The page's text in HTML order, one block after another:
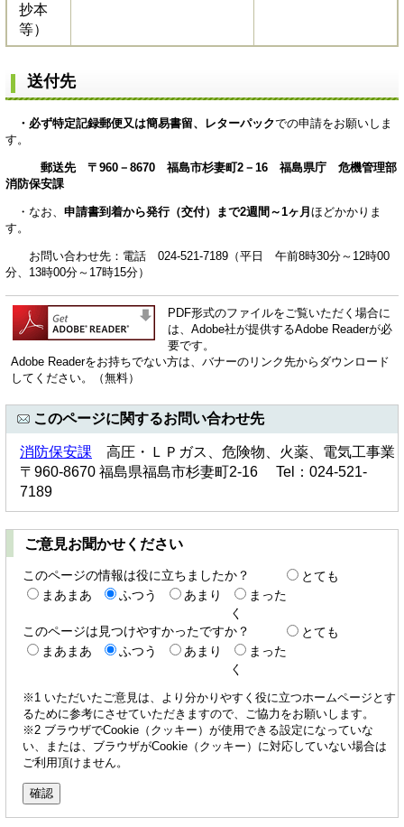
抄本
等）
送付先
・ 必ず特定記録郵便又は簡易書留、レターパックでの申請をお願いしま
す。
郵送先 〒960－8670 福島市杉妻町2－16 福島県庁 危機管理部
消防保安課
・なお、 申請書到着から発行（交付）まで2週間～1ヶ月 ほどかかりま
す。
お問い合わせ先：電話 024-521-7189（平日 午前8時30分～12時00
分、13時00分～17時15分）
PDF形式のファイルをご覧いただく場合に
は、Adobe社が提供するAdobe Readerが必
要です。
Adobe Readerをお持ちでない方は、バナーのリンク先からダウンロード
してください。（無料）
このページに関するお問い合わせ先
消防保安課 高圧・ＬＰガス、危険物、火薬、電気工事業
〒960-8670 福島県福島市杉妻町2-16 Tel：024-521-
7189
ご意見お聞かせください
このページの情報は役に立ちましたか？
とても
まあまあ
ふつう あまり
まった
く
このページは見つけやすかったですか？
とても
まあまあ
ふつう あまり
まった
く
※1 いただいたご意見は、より分かりやすく役に立つホームページとす
るために参考にさせていただきますので、ご協力をお願いします。
※2 ブラウザでCookie（クッキー）が使用できる設定になっていな
い、または、ブラウザがCookie（クッキー）に対応していない場合は
ご利用頂けません。